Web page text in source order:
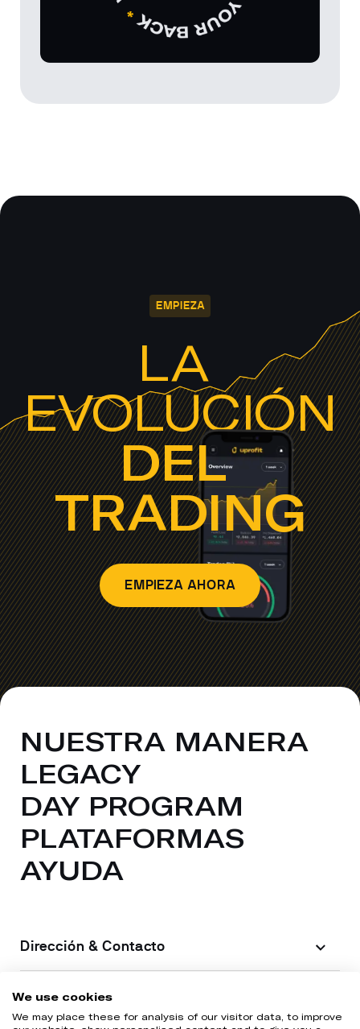
EMPIEZA
LA
EVOLUCIÓN
DEL
TRADING
EMPIEZA AHORA
NUESTRA MANERA
LEGACY
DAY PROGRAM
PLATAFORMAS
AYUDA
Dirección & Contacto
Información legal
We use cookies
We may place these for analysis of our visitor data, to improve